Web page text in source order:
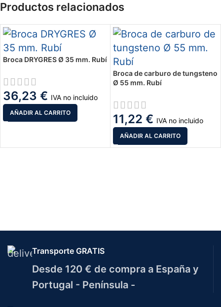
Productos relacionados
Broca DRYGRES Ø 35 mm. Rubí
36,23 € IVA no incluido
AÑADIR AL CARRITO
Broca de carburo de tungsteno
Ø 55 mm. Rubí
11,22 € IVA no incluido
AÑADIR AL CARRITO
Transporte GRATIS
Desde 120 € de compra a España y
Portugal - Península -